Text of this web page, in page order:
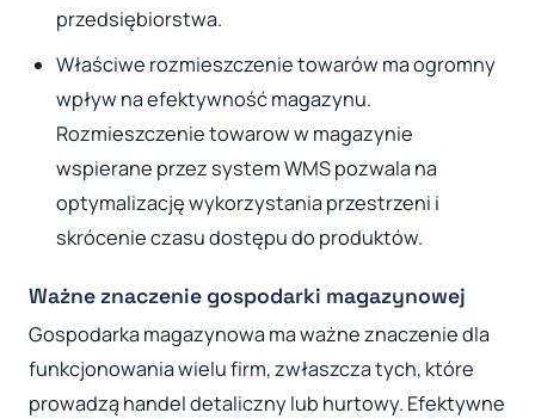
przedsiębiorstwa.
Właściwe rozmieszczenie towarów ma ogromny
wpływ na efektywność magazynu.
Rozmieszczenie towarow w magazynie
wspierane przez system WMS pozwala na
optymalizację wykorzystania przestrzeni i
skrócenie czasu dostępu do produktów.
Ważne znaczenie gospodarki magazynowej
Gospodarka magazynowa ma ważne znaczenie dla
funkcjonowania wielu firm, zwłaszcza tych, które
prowadzą handel detaliczny lub hurtowy. Efektywne